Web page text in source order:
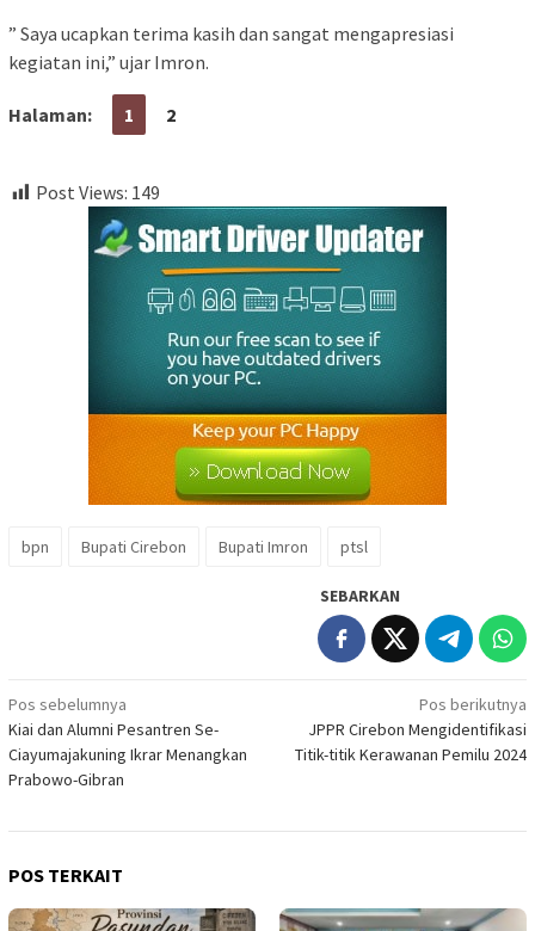
” Saya ucapkan terima kasih dan sangat mengapresiasi
kegiatan ini,” ujar Imron.
Halaman: 1 2
Post Views: 149
bpn Bupati Cirebon Bupati Imron ptsl
SEBARKAN
Navigasi
pos
Pos sebelumnya
Kiai dan Alumni Pesantren Se-
Ciayumajakuning Ikrar Menangkan
Prabowo-Gibran
Pos berikutnya
JPPR Cirebon Mengidentifikasi
Titik-titik Kerawanan Pemilu 2024
POS TERKAIT